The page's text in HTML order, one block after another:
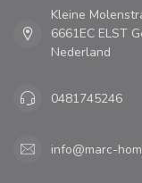
Kleine
6661EC ELST
Nederland
0481745246
info@marc-